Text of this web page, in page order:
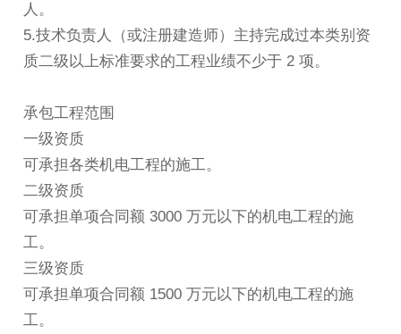
人。
5.技术负责人（或注册建造师）主持完成过本类别资
质二级以上标准要求的工程业绩不少于 2 项。
承包工程范围
一级资质
可承担各类机电工程的施工。
二级资质
可承担单项合同额 3000 万元以下的机电工程的施
工。
三级资质
可承担单项合同额 1500 万元以下的机电工程的施
工。